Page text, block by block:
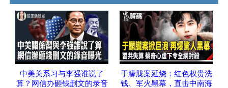
中美关系习与李强谁说了
算？网信办砸钱删文的录音
于朦胧案延烧：红色权贵洗
钱、军火黑幕，直击中南海